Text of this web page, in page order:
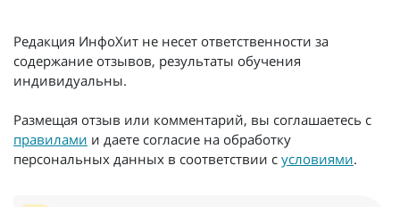
Редакция ИнфоХит не несет ответственности за
содержание отзывов, результаты обучения
индивидуальны.
Размещая отзыв или комментарий, вы соглашаетесь с
правилами и даете согласие на обработку
персональных данных в соответствии с условиями.